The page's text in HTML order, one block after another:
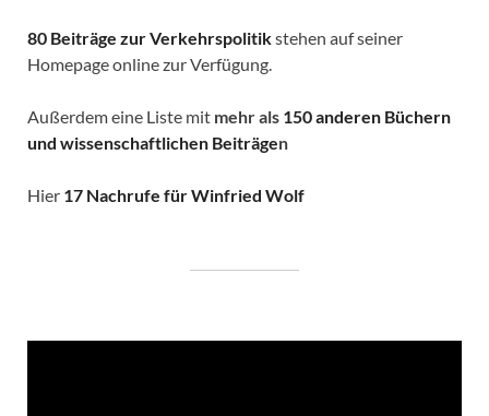
80 Beiträge zur Verkehrspolitikstehen auf seiner
Homepage online zur Verfügung.
Außerdem eine Liste mit mehr als 150 anderen Büchern
und wissenschaftlichen Beiträgen
Hier 17 Nachrufe für Winfried Wolf